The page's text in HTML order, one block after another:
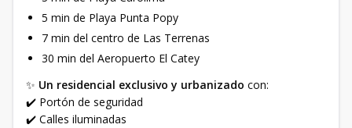
5 min de Playa Punta Popy
7 min del centro de Las Terrenas
30 min del Aeropuerto El Catey
✨ Un residencial exclusivo y urbanizado con:
✔️ Portón de seguridad
✔️ Calles iluminadas